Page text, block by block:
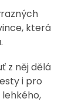
která
z něj dělá
i pro